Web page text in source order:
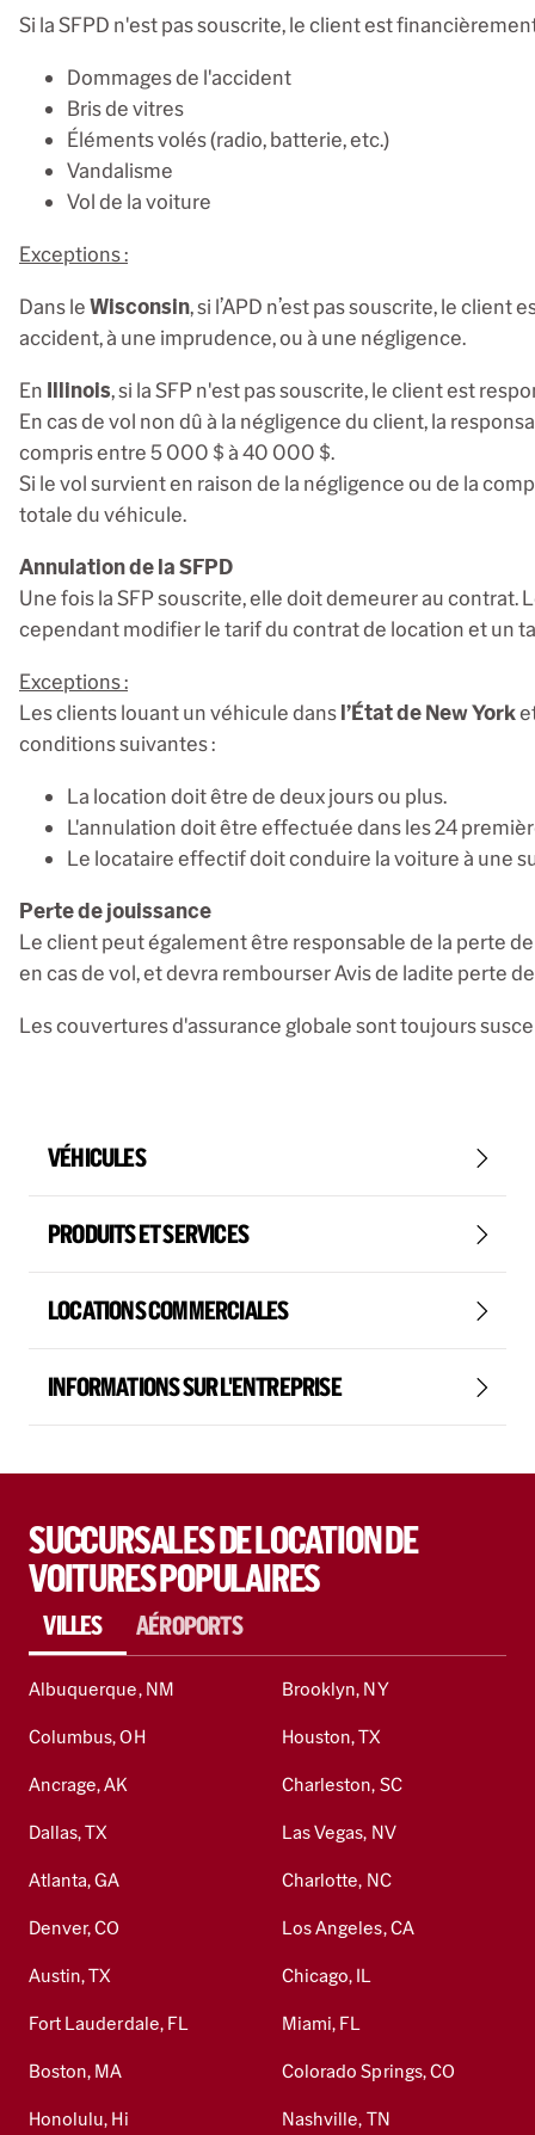
Si la SFPD n'est pas souscrite, le client est
Dommages de l'accident
Bris de vitres
Éléments volés (radio, batterie, etc.)
Vandalisme
Vol de la voiture
Exceptions :
Dans leWisconsin, si l’APD n’est pas souscrite, le
accident, à une imprudence, ou à une négligence.
En Illinois, si la SFP n'est pas souscrite, le client est
En cas de vol non dû à la négligence du client, la
compris entre 5 000 $ à 40 000 $.
Si le vol survient en raison de la négligence ou de la
totale du véhicule.
Annulation de la SFPD
Une fois la SFP souscrite, elle doit demeurer au
cependant modifier le tarif du contrat de location et un
Exceptions :
Les clients louant un véhicule dansl’État de New York
conditions suivantes :
La location doit être de deux jours ou plus.
L'annulation doit être effectuée dans les 24
Le locataire effectif doit conduire la voiture à une
Perte de jouissance
Le client peut également être responsable de la perte
en cas de vol, et devra rembourser Avis de ladite perte
Les couvertures d'assurance globale sont toujours
VÉHICULES
PRODUITS ET SERVICES
LOCATIONS COMMERCIALES
INFORMATIONS SUR L'ENTREPRISE
SUCCURSALES DE LOCATION DE
VOITURES POPULAIRES
VILLES AÉROPORTS
Albuquerque, NM Brooklyn, NY
Columbus, OH Houston, TX
Ancrage, AK Charleston, SC
Dallas, TX Las Vegas, NV
Atlanta, GA Charlotte, NC
Denver, CO Los Angeles, CA
Austin, TX Chicago, IL
Fort Lauderdale, FL Miami, FL
Boston, MA Colorado Springs, CO
Honolulu, Hi Nashville, TN